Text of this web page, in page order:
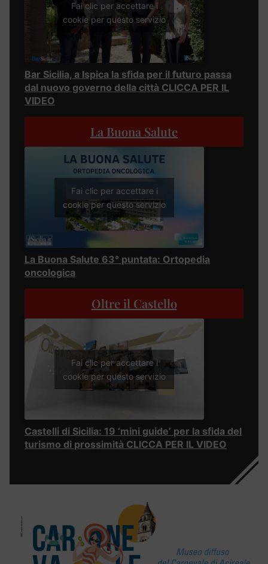
Fai clic per accettare i
cookie per questo servizio
Bar Sicilia, a Ispica la sfida per il futuro passa
dal nuovo governo della città CLICCA PER IL
VIDEO
La Buona Salute
Fai clic per accettare i
cookie per questo servizio
La Buona Salute 63° puntata: Ortopedia
oncologica
Oltre il Castello
Fai clic per accettare i
cookie per questo servizio
Castelli di Sicilia: 19 ‘mini guide’ per la sfida del
turismo di prossimità CLICCA PER IL VIDEO